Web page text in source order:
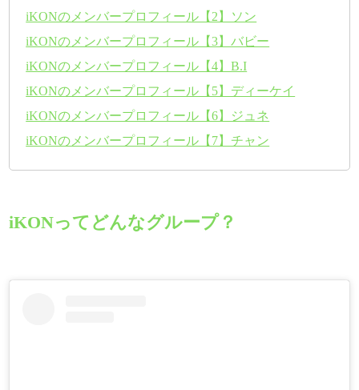
iKONのメンバープロフィール【2】ソン
iKONのメンバープロフィール【3】バビー
iKONのメンバープロフィール【4】B.I
iKONのメンバープロフィール【5】ディーケイ
iKONのメンバープロフィール【6】ジュネ
iKONのメンバープロフィール【7】チャン
iKONってどんなグループ？